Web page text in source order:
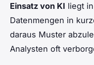
Einsatz von KI liegt
Datenmengen in
daraus Muster
Analysten oft